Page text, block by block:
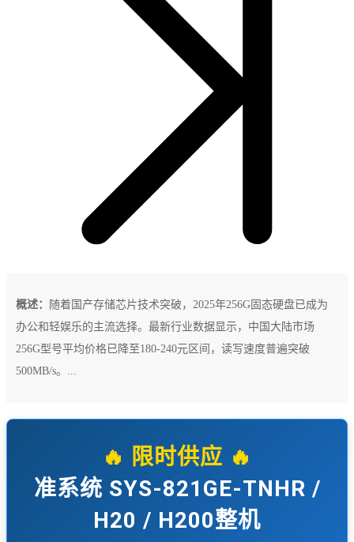
概述：
随着国产存储芯片技术突破，2025年256G固态硬盘已成为
办公和轻娱乐的主流选择。最新行业数据显示，中国大陆市场
256G型号平均价格已降至180-240元区间，读写速度普遍突破
500MB/s。...
🔥 限时供应 🔥
准系统 SYS-821GE-TNHR /
H20 / H200整机